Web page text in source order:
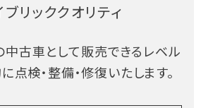
ブリッククオリティ
中古車として販売できるレベル
点検・整備・修復いたします。